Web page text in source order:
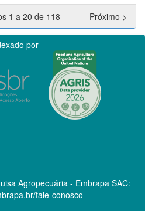
1 a 20 de 118
Próximo >
por
Agropecuária - Embrapa SAC:
fale-conosco